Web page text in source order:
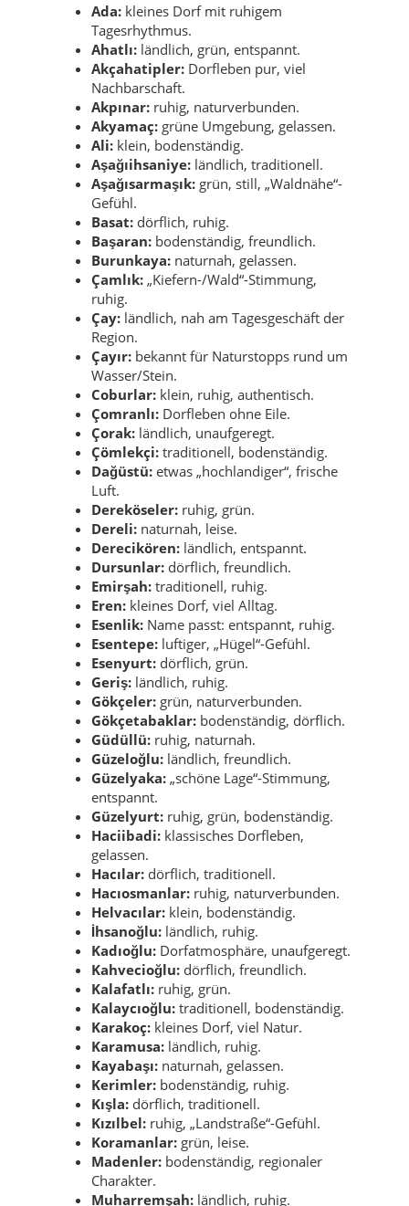
Ada: kleines Dorf mit ruhigem
Tagesrhythmus.
Ahatlı: ländlich, grün, entspannt.
Akçahatipler: Dorfleben pur, viel
Nachbarschaft.
Akpınar: ruhig, naturverbunden.
Akyamaç: grüne Umgebung, gelassen.
Ali: klein, bodenständig.
Aşağıihsaniye: ländlich, traditionell.
Aşağısarmaşık: grün, still, „Waldnähe“-
Gefühl.
Basat: dörflich, ruhig.
Başaran: bodenständig, freundlich.
Burunkaya: naturnah, gelassen.
Çamlık: „Kiefern-/Wald“-Stimmung,
ruhig.
Çay: ländlich, nah am Tagesgeschäft der
Region.
Çayır: bekannt für Naturstopps rund um
Wasser/Stein.
Coburlar: klein, ruhig, authentisch.
Çomranlı: Dorfleben ohne Eile.
Çorak: ländlich, unaufgeregt.
Çömlekçi: traditionell, bodenständig.
Dağüstü: etwas „hochlandiger“, frische
Luft.
Dereköseler: ruhig, grün.
Dereli: naturnah, leise.
Derecikören: ländlich, entspannt.
Dursunlar: dörflich, freundlich.
Emirşah: traditionell, ruhig.
Eren: kleines Dorf, viel Alltag.
Esenlik: Name passt: entspannt, ruhig.
Esentepe: luftiger, „Hügel“-Gefühl.
Esenyurt: dörflich, grün.
Geriş: ländlich, ruhig.
Gökçeler: grün, naturverbunden.
Gökçetabaklar: bodenständig, dörflich.
Güdüllü: ruhig, naturnah.
Güzeloğlu: ländlich, freundlich.
Güzelyaka: „schöne Lage“-Stimmung,
entspannt.
Güzelyurt: ruhig, grün, bodenständig.
Haciibadi: klassisches Dorfleben,
gelassen.
Hacılar: dörflich, traditionell.
Hacıosmanlar: ruhig, naturverbunden.
Helvacılar: klein, bodenständig.
İhsanoğlu: ländlich, ruhig.
Kadıoğlu: Dorfatmosphäre, unaufgeregt.
Kahvecioğlu: dörflich, freundlich.
Kalafatlı: ruhig, grün.
Kalaycıoğlu: traditionell, bodenständig.
Karakoç: kleines Dorf, viel Natur.
Karamusa: ländlich, ruhig.
Kayabaşı: naturnah, gelassen.
Kerimler: bodenständig, ruhig.
Kışla: dörflich, traditionell.
Kızılbel: ruhig, „Landstraße“-Gefühl.
Koramanlar: grün, leise.
Madenler: bodenständig, regionaler
Charakter.
Muharremşah: ländlich, ruhig.